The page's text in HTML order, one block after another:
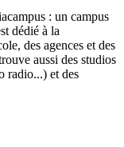
: un campus
dédié à la
des agences et des
aussi des studios
radio...) et des